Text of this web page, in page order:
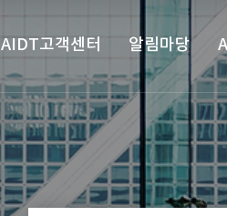
AIDT고객센터 알림마당